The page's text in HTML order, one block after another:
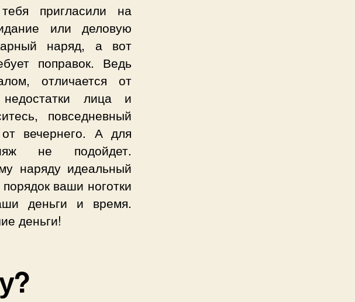
пригласили на
или деловую
наряд, а вот
поправок. Ведь
отличается от
лица и
повседневный
вечернего. А для
не подойдет.
наряду идеальный
ваши ноготки
деньги и время.
деньги!